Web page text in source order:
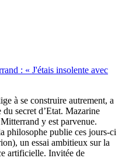
: « J'étais insolente avec
à se construire autrement, a
secret d’Etat. Mazarine
y est parvenue.
philosophe publie ces jours-ci
un essai ambitieux sur la
artificielle. Invitée de